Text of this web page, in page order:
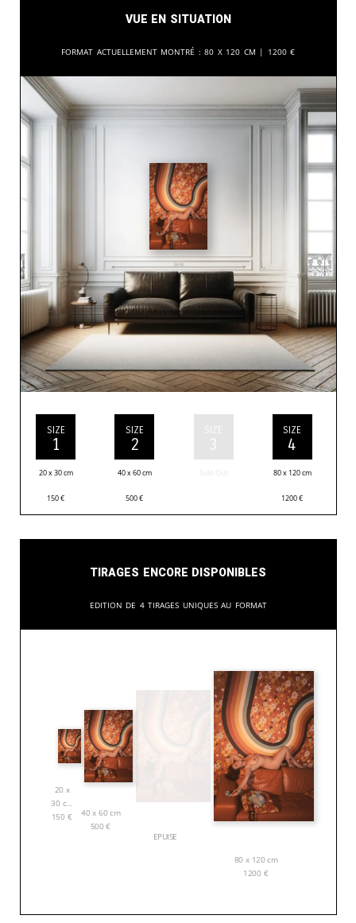
Vue en situation
Format actuellement montré : 80 x 120 cm | 1200 €
SIZE
1
20 x 30 cm
150€
SIZE
2
40 x 60 cm
500€
SIZE
3
SIZE
4
80 x 120 cm
1200€
Tirages encore disponibles
Edition de 4 tirages uniques au format
20 x
30 cm
150 €
40 x 60 cm
500€
EPUISE
80 x 120 cm
1200 €